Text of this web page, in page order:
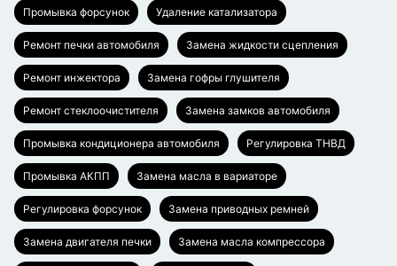
Промывка форсунок Удаление катализатора
Ремонт печки автомобиля Замена жидкости сцепления
Ремонт инжектора Замена гофры глушителя
Ремонт стеклоочистителя Замена замков автомобиля
Промывка кондиционера автомобиля Регулировка ТНВД
Промывка АКПП Замена масла в вариаторе
Регулировка форсунок Замена приводных ремней
Замена двигателя печки Замена масла компрессора